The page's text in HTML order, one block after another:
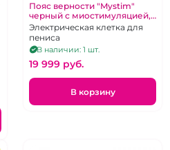
Пояс верности "Mystim"
черный с миостимуляцией, 1
металлический и 5
пластмассовых замочков
Электрическая клетка для
пениса
В наличии: 1 шт.
19 999 pуб.
В корзину